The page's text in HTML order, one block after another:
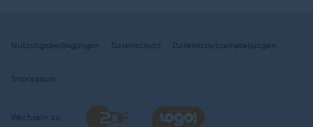
Nutzungsbedingungen Datenschutz Datenschutzeinstellungen
Impressum
Wechseln zu: